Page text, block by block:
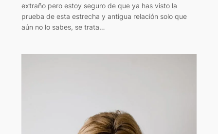
extraño pero estoy seguro de que ya has visto la
prueba de esta estrecha y antigua relación solo que
aún no lo sabes, se trata…